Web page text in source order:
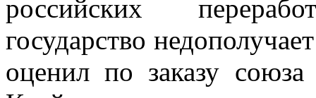
российских
государство
оценил по заказу